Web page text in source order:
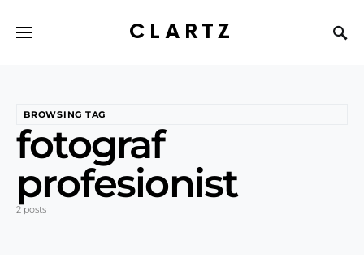
CLARTZ
BROWSING TAG
fotograf
profesionist
2 posts